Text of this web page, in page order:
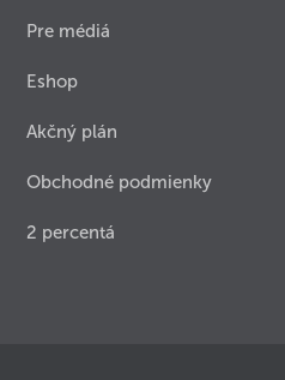
Pre médiá
Eshop
Akčný plán
Obchodné podmienky
2 percentá